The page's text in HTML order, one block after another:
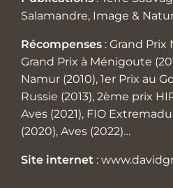
Salamandre, Image &
Récompenses : Grand Prix
Grand Prix à Ménigoute
Namur (2010), 1er Prix au
Russie (2013), 2ème prix
Aves (2021), FIO
(2020), Aves (2022)…
Site internet :